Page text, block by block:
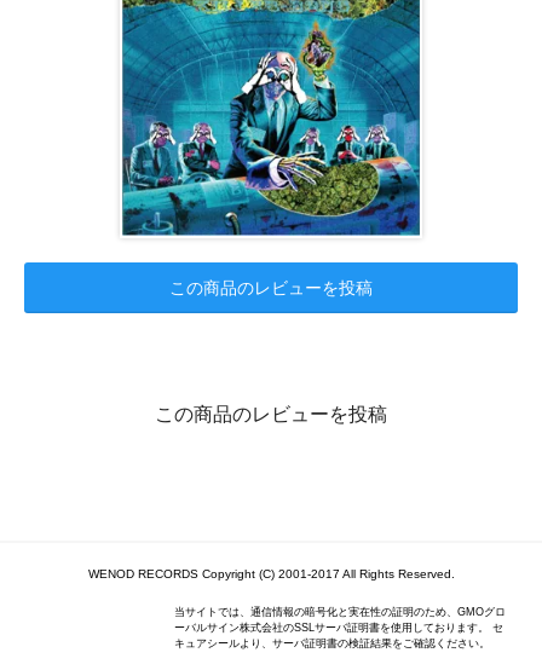
この商品のレビューを投稿
この商品のレビューを投稿
WENOD RECORDS Copyright (C) 2001-2017 All Rights Reserved.
当サイトでは、通信情報の暗号化と実在性の証明のため、GMOグロ
ーバルサイン株式会社のSSLサーバ証明書を使用しております。 セ
キュアシールより、サーバ証明書の検証結果をご確認ください。